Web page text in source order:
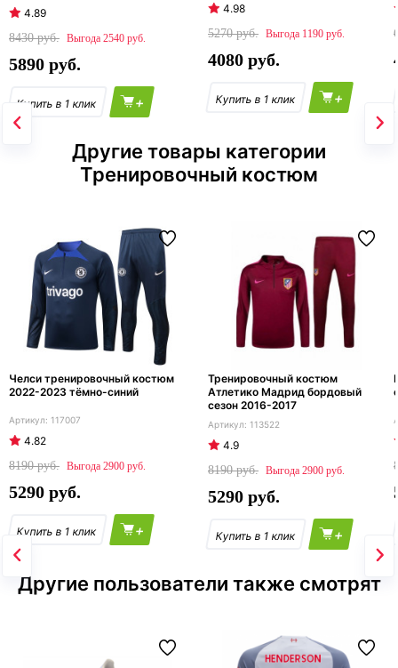
4.89
8430
2540
5890
+
4.98
5270
1190
4080
+
Другие товары категории
Тренировочный костюм
Челси тренировочный костюм
2022-2023 тёмно-синий
117007
4.82
8190
2900
5290
+
Тренировочный костюм
Атлетико Мадрид бордовый
сезон 2016-2017
113522
4.9
8190
2900
5290
+
Другие пользователи также смотрят